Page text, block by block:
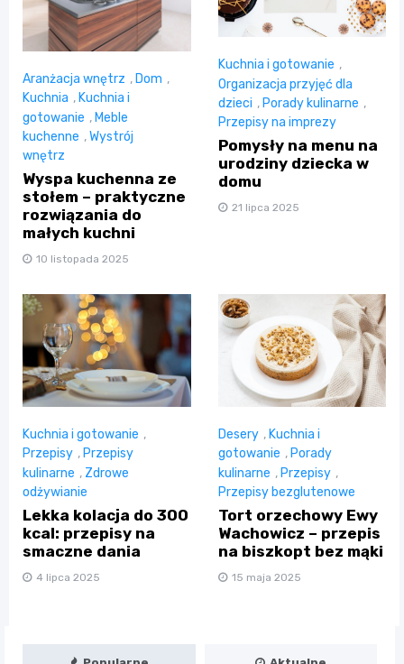
Aranżacja wnętrz , Dom ,
Kuchnia , Kuchnia i
gotowanie , Meble
kuchenne ,Wystrój
wnętrz
Wyspa kuchenna ze
stołem – praktyczne
rozwiązania do
małych kuchni
10 listopada 2025
Kuchnia i gotowanie ,
Organizacja przyjęć dla
dzieci , Porady kulinarne ,
Przepisy na imprezy
Pomysły na menu na
urodziny dziecka w
domu
21 lipca 2025
Kuchnia i gotowanie ,
Przepisy ,Przepisy
kulinarne , Zdrowe
odżywianie
Lekka kolacja do 300
kcal: przepisy na
smaczne dania
4 lipca 2025
Desery , Kuchnia i
gotowanie ,Porady
kulinarne , Przepisy ,
Przepisy bezglutenowe
Tort orzechowy Ewy
Wachowicz – przepis
na biszkopt bez mąki
15 maja 2025